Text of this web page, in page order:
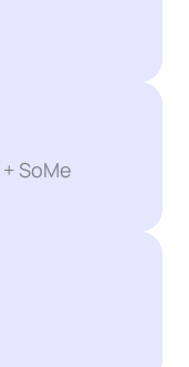
SoMe